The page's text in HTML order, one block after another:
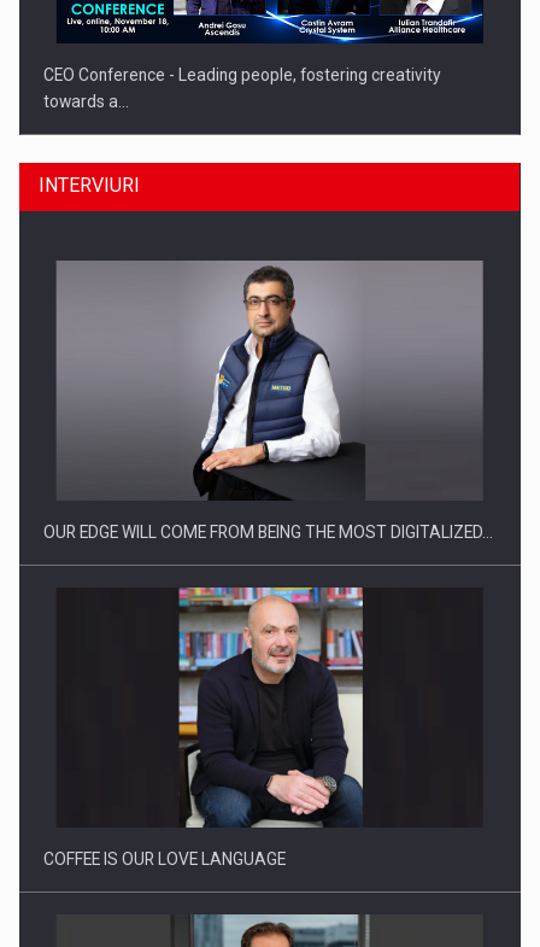
CEO Conference - Leading people, fostering creativity
towards a…
CEO Conference - Shaping The Future - Technology and…
Webinar - Business Evolution-RETHINK STRATEGY-Finantare
Investitii Digitalizare
INTERVIURI
OUR EDGE WILL COME FROM BEING THE MOST DIGITALIZED…
COFFEE IS OUR LOVE LANGUAGE